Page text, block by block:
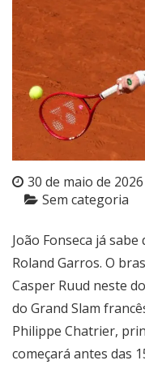
30 de maio de 2026
Sem categoria
João Fonseca já
Roland Garros. O
Casper Ruud neste
do Grand Slam
Philippe Chatrier,
começará antes das